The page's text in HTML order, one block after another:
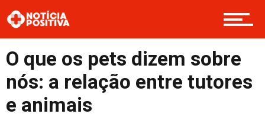
Cultura
O que os pets dizem sobre
nós: a relação entre tutores
e animais